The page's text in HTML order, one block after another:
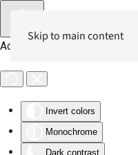
Accessibility Tools
Invert colors
Monochrome
Dark contrast
Skip to main content